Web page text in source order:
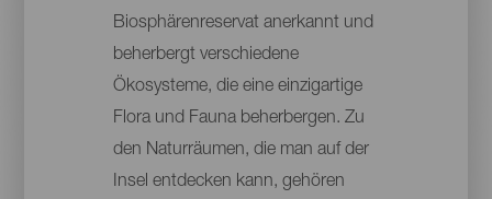
Biosphärenreservat anerkannt und
beherbergt verschiedene
Ökosysteme, die eine einzigartige
Flora und Fauna beherbergen. Zu
den Naturräumen, die man auf der
Insel entdecken kann, gehören